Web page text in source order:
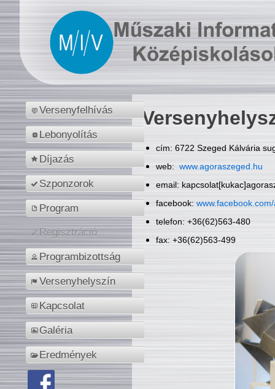
Versenyfelhívás
Lebonyolítás
Díjazás
Szponzorok
Program
Regisztráció
Programbizottság
Versenyhelyszín
Kapcsolat
Galéria
Eredmények
cím: 6722 Szeged Kálvária
web: www.agoraszeged.hu
email:
facebook:
telefon: +36(62)563-480
fax: +36(62)563-499